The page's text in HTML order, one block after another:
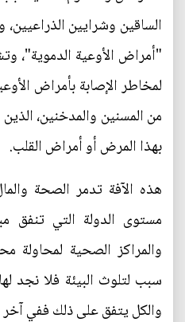
الساقين وشرايين
"أمراض الأوعية الدموية"،
لمخاطر الإصابة بأمراض
من المسنين والمدخنين،
بهذا المرض أو أمراض القلب.
هذه الآفة تدمر الصحة
مستوى الدولة التي تنفق
والمراكز الصحية لمحاولة
سبب لتلوث البيئة فلا نجد
والكل يتفق على ذلك ففي